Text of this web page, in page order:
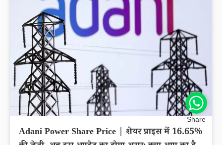
Tata Technologies Share Price | टाटा टेक्नोलॉजीज
स्टॉक में -2.60% की गिरावट, एक्सपर्ट्स ने क्या कहा?
लेटेस्ट अपडेट
Stock Market 22nd Sep 2025
Share